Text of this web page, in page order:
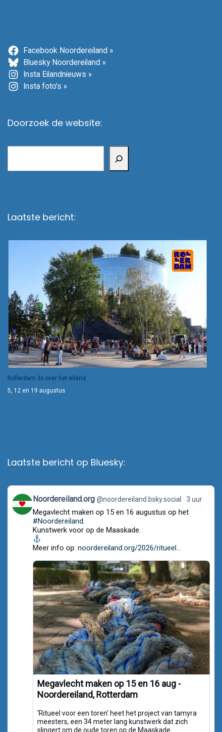
Facebook Noordereiland »
Bluesky Noordereiland »
Insta Eilandnieuws »
Insta foto's »
Doorzoek de website:
Laatste bericht:
Rollerdam 3x over het eiland
5, 12 en 19 augustus
Laatste bericht op Bluesky:
View
post
by
Noordereiland.org
Bluesky
Noordereiland.org @noordereiland.bsky.social 3 uur
Megavlecht maken op 15 en 16 augustus op het
#Noordereiland.
Kunstwerk voor op de Maaskade.
Meer info op: noordereiland.org/2026/ritueel...
Megavlecht maken op 15 en 16 aug -
Noordereiland, Rotterdam
‘Ritueel voor een toren’ heet het project van tamyra
meesters, een 34 meter lang kunstwerk dat zich
slingert om de oude toren op de Maaskade